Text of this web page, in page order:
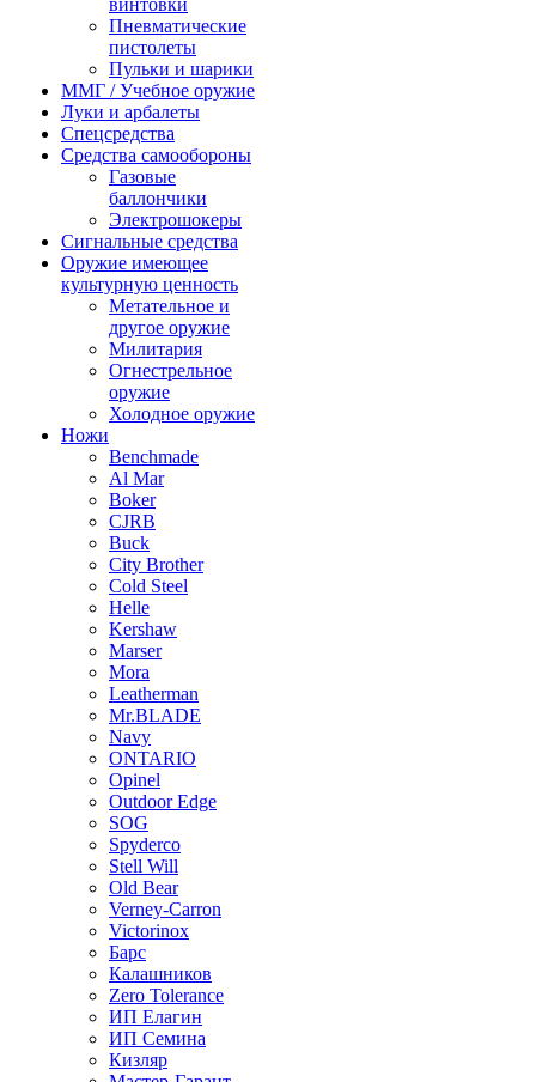
винтовки
Пневматические
пистолеты
Пульки и шарики
ММГ / Учебное оружие
Луки и арбалеты
Спецсредства
Средства самообороны
Газовые
баллончики
Электрошокеры
Сигнальные средства
Оружие имеющее
культурную ценность
Метательное и
другое оружие
Милитария
Огнестрельное
оружие
Холодное оружие
Ножи
Benchmade
Al Mar
Boker
CJRB
Buck
City Brother
Cold Steel
Helle
Kershaw
Marser
Mora
Leatherman
Mr.BLADE
Navy
ONTARIO
Opinel
Outdoor Edge
SOG
Spyderco
Stell Will
Old Bear
Verney-Carron
Victorinox
Барс
Калашников
Zero Tolerance
ИП Елагин
ИП Семина
Кизляр